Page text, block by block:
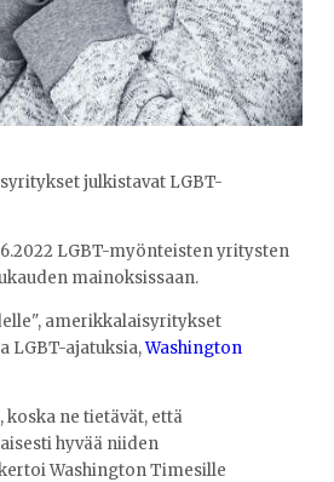
julkistavat LGBT-
LGBT-myönteisten yritysten
mainoksissaan.
amerikkalaisyritykset
LGBT-ajatuksia,Washington
ne tietävät, että
hyvää niiden
Washington Timesille